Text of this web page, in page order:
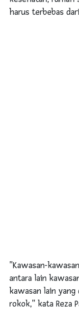
harus terbebas
"Kawasan-
antara lain
kawasan lain yang
rokok," kata Reza